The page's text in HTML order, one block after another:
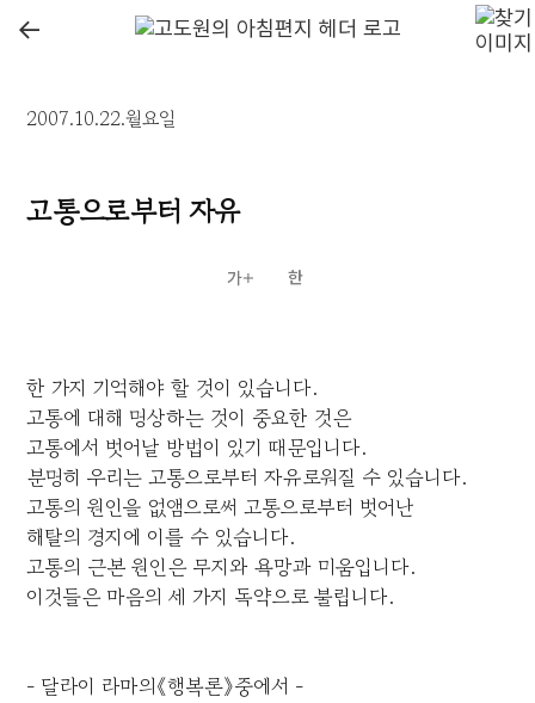
←
2007.10.22.월요일
고통으로부터 자유
한 가지 기억해야 할 것이 있습니다.
고통에 대해 명상하는 것이 중요한 것은
고통에서 벗어날 방법이 있기 때문입니다.
분명히 우리는 고통으로부터 자유로워질 수 있습니다.
고통의 원인을 없앰으로써 고통으로부터 벗어난
해탈의 경지에 이를 수 있습니다.
고통의 근본 원인은 무지와 욕망과 미움입니다.
이것들은 마음의 세 가지 독약으로 불립니다.
- 달라이 라마의《행복론》중에서 -